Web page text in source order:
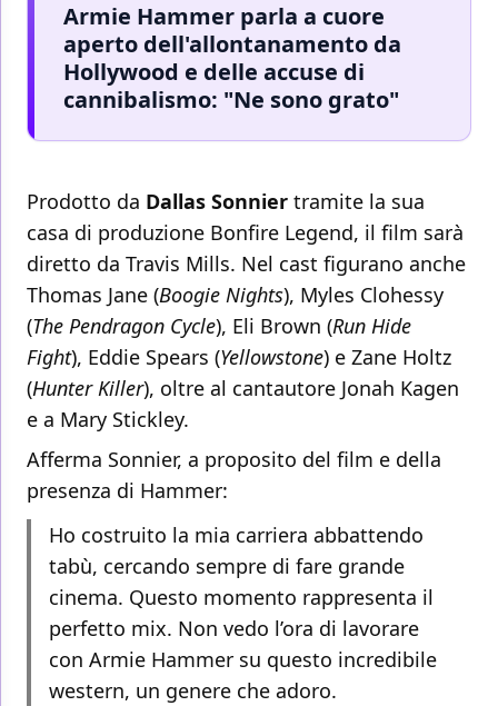
Armie Hammer parla a cuore
aperto dell'allontanamento da
Hollywood e delle accuse di
cannibalismo: "Ne sono grato"
Prodotto da Dallas Sonnier tramite la sua
casa di produzione Bonfire Legend, il film sarà
diretto da Travis Mills. Nel cast figurano anche
Thomas Jane (Boogie Nights), Myles Clohessy
(The Pendragon Cycle), Eli Brown (Run Hide
Fight), Eddie Spears (Yellowstone) e Zane Holtz
(Hunter Killer), oltre al cantautore Jonah Kagen
e a Mary Stickley.
Afferma Sonnier, a proposito del film e della
presenza di Hammer:
Ho costruito la mia carriera abbattendo
tabù, cercando sempre di fare grande
cinema. Questo momento rappresenta il
perfetto mix. Non vedo l’ora di lavorare
con Armie Hammer su questo incredibile
western, un genere che adoro.